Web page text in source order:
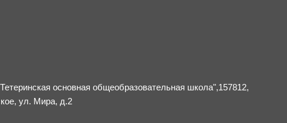
основная общеобразовательная школа",157812,
ул. Мира, д.2